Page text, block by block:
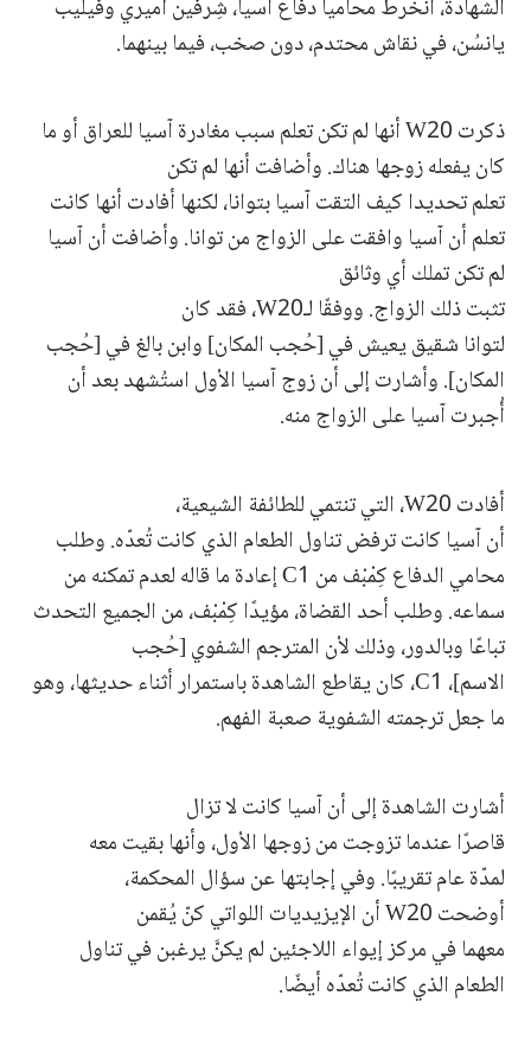
الشهادة، انخرط محاميا دفاع آسيا، شِرفين أميري وفيليب
يانسُن، في نقاش محتدم، دون صخب، فيما بينهما.
ذكرت W20 أنها لم تكن تعلم سبب مغادرة آسيا للعراق أو ما
كان يفعله زوجها هناك. وأضافت أنها لم تكن
تعلم تحديدا كيف التقت آسيا بتوانا، لكنها أفادت أنها كانت
تعلم أن آسيا وافقت على الزواج من توانا. وأضافت أن آسيا
لم تكن تملك أي وثائق
تثبت ذلك الزواج. ووفقًا لـW20، فقد كان
لتوانا شقيق يعيش في [حُجب المكان] وابن بالغ في [حُجب
المكان]. وأشارت إلى أن زوج آسيا الأول استُشهد بعد أن
أُجبرت آسيا على الزواج منه.
أفادت W20، التي تنتمي للطائفة الشيعية،
أن آسيا كانت ترفض تناول الطعام الذي كانت تُعدّه. وطلب
محامي الدفاع كِمْبْف من C1 إعادة ما قاله لعدم تمكنه من
سماعه. وطلب أحد القضاة، مؤيدًا كِمْبْف، من الجميع التحدث
تباعًا وبالدور، وذلك لأن المترجم الشفوي [حُجب
الاسم]، C1، كان يقاطع الشاهدة باستمرار أثناء حديثها، وهو
ما جعل ترجمته الشفوية صعبة الفهم.
أشارت الشاهدة إلى أن آسيا كانت لا تزال
قاصرًا عندما تزوجت من زوجها الأول، وأنها بقيت معه
لمدّة عام تقريبًا. وفي إجابتها عن سؤال المحكمة،
أوضحت W20 أن الإيزيديات اللواتي كنّ يُقمن
معهما في مركز إيواء اللاجئين لم يكنَّ يرغبن في تناول
الطعام الذي كانت تُعدّه أيضًا.